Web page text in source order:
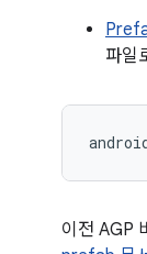
파일
이전 AGP